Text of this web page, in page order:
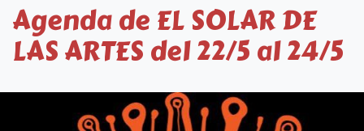
Agenda de EL SOLAR DE
LAS ARTES del 22/5 al 24/5